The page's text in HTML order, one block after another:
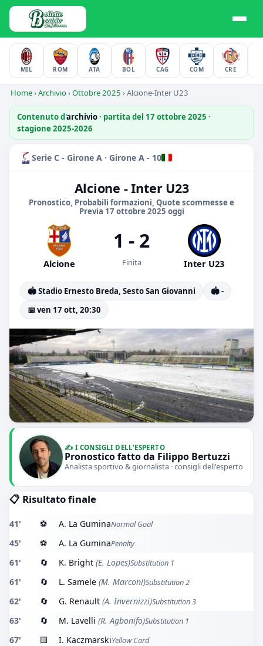
MIL ROM ATA BOL CAG COM CRE
Home›Archivio›Ottobre 2025 ›Alcione-Inter U23
Contenuto d'archivio· partita del 17 ottobre 2025 ·
stagione 2025-2026
Serie C - Girone A · Girone A - 10
Alcione - Inter U23
Pronostico, Probabili formazioni, Quote scommesse e
Previa 17 ottobre 2025 oggi
Alcione
1 - 2
Finita Inter U23
🏟️ Stadio Ernesto Breda, Sesto San Giovanni
🏟️ -
📅 ven 17 ott, 20:30
✍️ I CONSIGLI DELL'ESPERTO
Pronostico fatto da Filippo Bertuzzi
Analista sportivo & giornalista · consigli dell'esperto
📋 Risultato finale
41' ⚽ A. La GuminaNormal Goal
45' ⚽ A. La GuminaPenalty
61' 🔄 K. Bright (E. Lopes)Substitution 1
61' 🔄 L. Samele (M. Marconi)Substitution 2
62' 🔄 G. Renault (A. Invernizzi)Substitution 3
63' 🔄 M. Lavelli (R. Agbonifo)Substitution 1
67' 🟨 I. KaczmarskiYellow Card